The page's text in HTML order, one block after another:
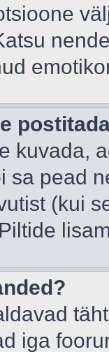
kuvada,
sa pead
(kui
iga